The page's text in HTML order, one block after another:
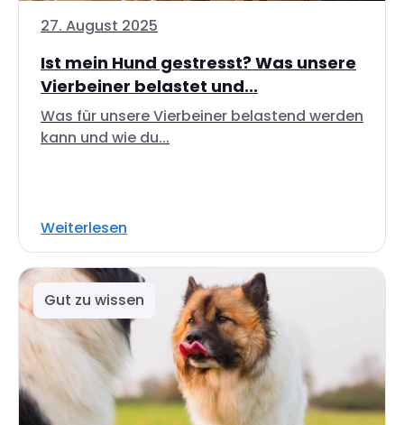
27. August 2025
Ist mein Hund gestresst? Was unsere
Vierbeiner belastet und...
Was für unsere Vierbeiner belastend werden
kann und wie du...
Weiterlesen
Gut zu wissen